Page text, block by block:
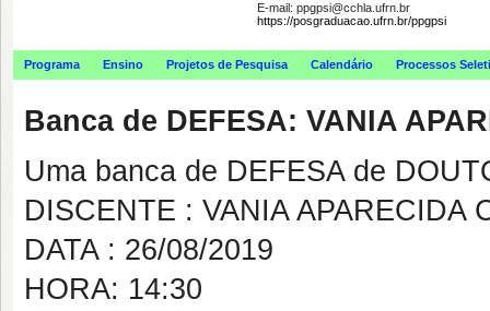
E-mail: ppgpsi@cchla.ufrn.br
https://posgraduacao.ufrn.br/ppgpsi
Programa Ensino Projetos de Pesquisa Calendário Processos
Banca de DEFESA: VANIA
Uma banca de DEFESA de
DISCENTE : VANIA APARECIDA
DATA : 26/08/2019
HORA: 14:30